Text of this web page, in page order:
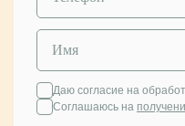
Даю согласие на
Соглашаюсь на